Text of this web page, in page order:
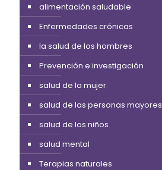
alimentación saludable
Enfermedades crónicas
la salud de los hombres
Prevención e investigación
salud de la mujer
salud de las personas mayores
salud de los niños
salud mental
Terapias naturales